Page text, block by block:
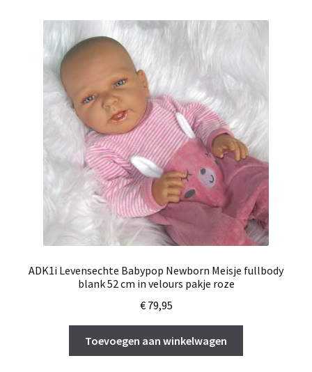
ADK1i Levensechte Babypop Newborn Meisje fullbody
blank 52 cm in velours pakje roze
€79,95
Toevoegen aan winkelwagen